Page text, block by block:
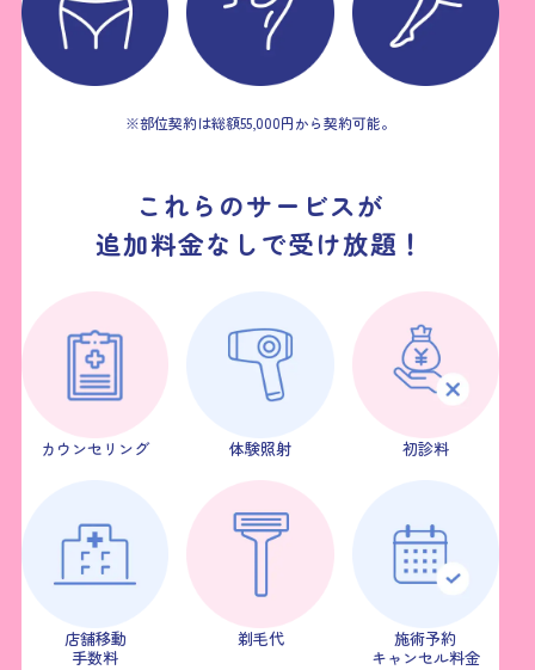
※部位契約は総額55,000円から契約可能。
これらのサービスが
追加料金なしで受け放題！
カウンセリング 体験照射 初診料
店舗移動
手数料
剃毛代
施術予約
キャンセル料金